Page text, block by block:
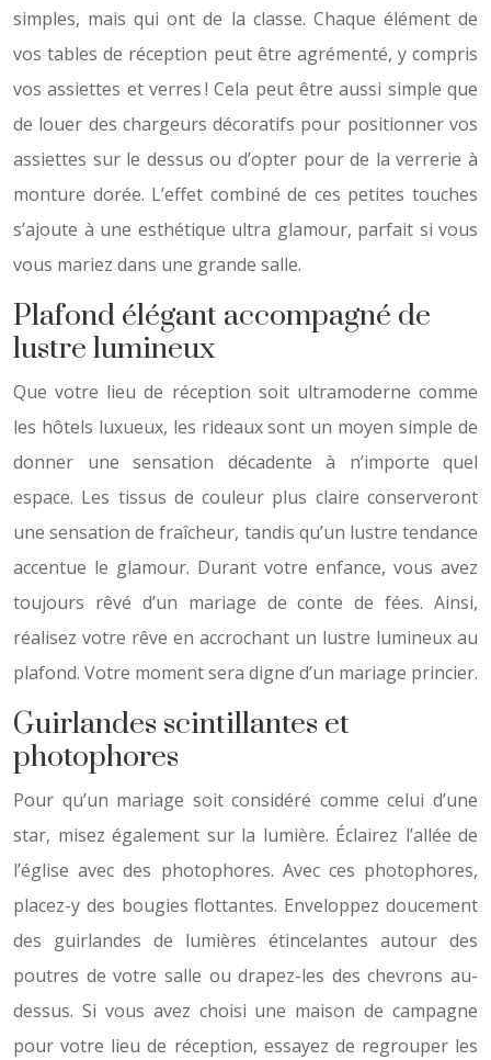
simples, mais qui ont de la classe. Chaque élément de
vos tables de réception peut être agrémenté, y compris
vos assiettes et verres ! Cela peut être aussi simple que
de louer des chargeurs décoratifs pour positionner vos
assiettes sur le dessus ou d’opter pour de la verrerie à
monture dorée. L’effet combiné de ces petites touches
s’ajoute à une esthétique ultra glamour, parfait si vous
vous mariez dans une grande salle.
Plafond élégant accompagné de
lustre lumineux
Que votre lieu de réception soit ultramoderne comme
les hôtels luxueux, les rideaux sont un moyen simple de
donner une sensation décadente à n’importe quel
espace. Les tissus de couleur plus claire conserveront
une sensation de fraîcheur, tandis qu’un lustre tendance
accentue le glamour. Durant votre enfance, vous avez
toujours rêvé d’un mariage de conte de fées. Ainsi,
réalisez votre rêve en accrochant un lustre lumineux au
plafond. Votre moment sera digne d’un mariage princier.
Guirlandes scintillantes et
photophores
Pour qu’un mariage soit considéré comme celui d’une
star, misez également sur la lumière. Éclairez l’allée de
l’église avec des photophores. Avec ces photophores,
placez-y des bougies flottantes. Enveloppez doucement
des guirlandes de lumières étincelantes autour des
poutres de votre salle ou drapez-les des chevrons au-
dessus. Si vous avez choisi une maison de campagne
pour votre lieu de réception, essayez de regrouper les